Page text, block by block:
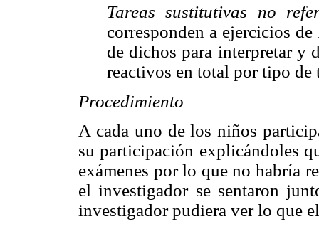
Tareas sustitutivas no
corresponden a ejercicios
de dichos para interpretar y
reactivos en total por tipo de
Procedimiento
A cada uno de los niños
su participación explicándoles
exámenes por lo que no habría
el investigador se sentaron
investigador pudiera ver lo que